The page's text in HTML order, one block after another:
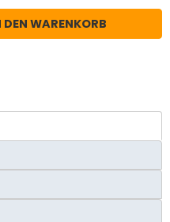
DEN WARENKORB